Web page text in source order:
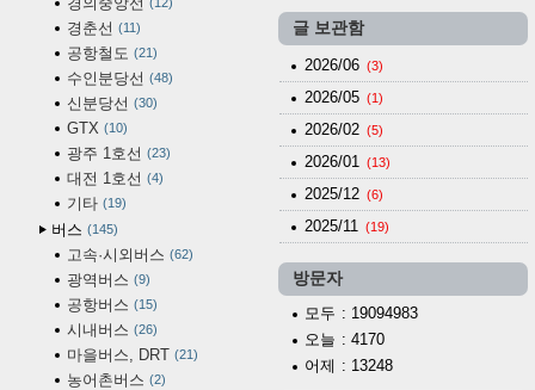
경춘선 11
공항철도 21
수인분당선 48
신분당선 30
GTX 10
광주 1호선 23
대전 1호선 4
기타 19
버스 145
고속·시외버스 62
광역버스 9
공항버스 15
시내버스 26
마을버스, DRT 21
농어촌버스 2
글 보관함
2026/06 (3)
2026/05 (1)
2026/02 (5)
2026/01 (13)
2025/12 (6)
2025/11 (19)
방문자
모두 : 19094983
오늘 : 4170
어제 : 13248